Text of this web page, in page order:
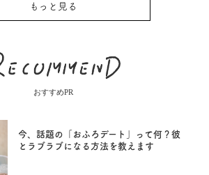
もっと見る
おすすめPR
今、話題の「おふろデート」って何？彼
とラブラブになる方法を教えます